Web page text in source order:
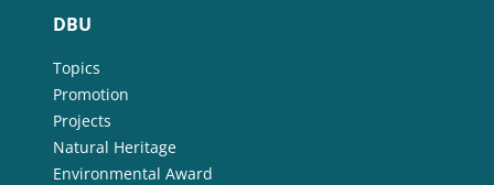
DBU
Topics
Promotion
Projects
Natural Heritage
Environmental Award